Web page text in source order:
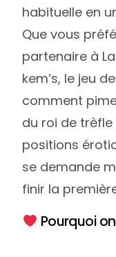
habituelle en
Que vous
partenaire à
kem’s, le jeu
comment
du roi de
positions
se demande
finir la
Pourquoi